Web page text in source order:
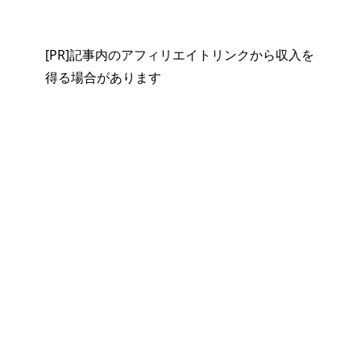
[PR]記事内のアフィリエイトリンクから収入を
得る場合があります